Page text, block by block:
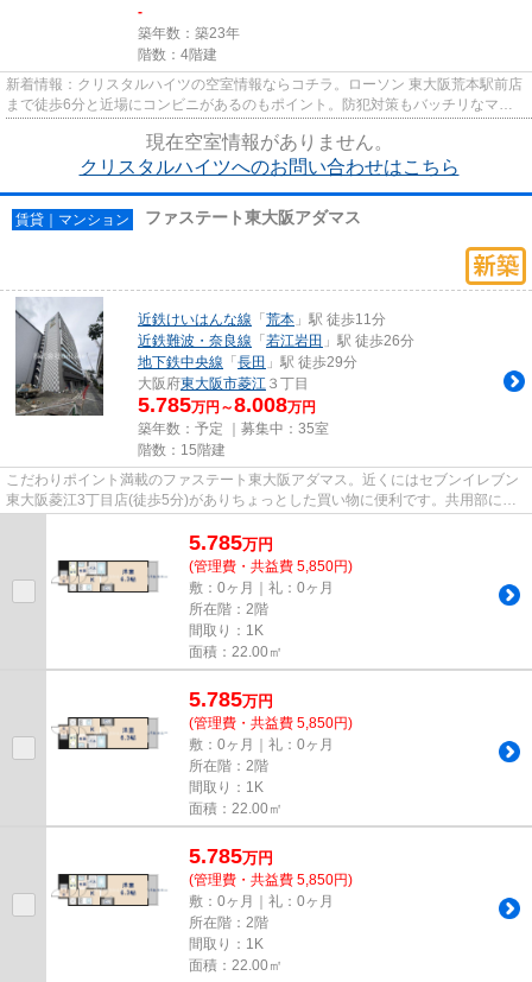
-
築年数：築23年
階数：4階建
新着情報：クリスタルハイツの空室情報ならコチラ。ローソン 東大阪荒本駅前店
まで徒歩6分と近場にコンビニがあるのもポイント。防犯対策もバッチリなマン
ションタイプの物件です。駅...
現在空室情報がありません。
クリスタルハイツへのお問い合わせはこちら
賃貸｜マンション ファステート東大阪アダマス
近鉄けいはんな線 「荒本 」駅 徒歩11分
近鉄難波・奈良線 「若江岩田 」駅 徒歩26分
地下鉄中央線 「長田 」駅 徒歩29分
大阪府東大阪市菱江 ３丁目
5.785万円～8.008万円
築年数：予定 ｜募集中： 35室
階数：15階建
こだわりポイント満載のファステート東大阪アダマス。近くにはセブンイレブン
東大阪菱江3丁目店(徒歩5分)がありちょっとした買い物に便利です。共用部には
敷地内ごみ置き場・エレベー...
5.785万円
(管理費・共益費 5,850円)
敷：0ヶ月｜礼：0ヶ月
所在階：2階
間取り：1K
面積：22.00㎡
5.785万円
(管理費・共益費 5,850円)
敷：0ヶ月｜礼：0ヶ月
所在階：2階
間取り：1K
面積：22.00㎡
5.785万円
(管理費・共益費 5,850円)
敷：0ヶ月｜礼：0ヶ月
所在階：2階
間取り：1K
面積：22.00㎡